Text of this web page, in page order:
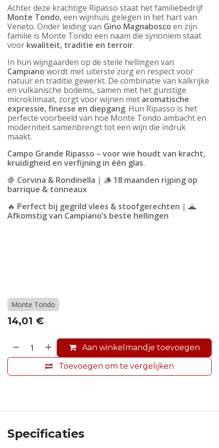
Achter deze krachtige Ripasso staat het familiebedrijf
Monte Tondo, een wijnhuis gelegen in het hart van
Veneto. Onder leiding van Gino Magnabosco en zijn
familie is Monte Tondo een naam die synoniem staat
voor kwaliteit, traditie en terroir.
In hun wijngaarden op de steile hellingen van
Campiano wordt met uiterste zorg en respect voor
natuur en traditie gewerkt. De combinatie van kalkrijke
en vulkanische bodems, samen met het gunstige
microklimaat, zorgt voor wijnen met aromatische
expressie, finesse en diepgang. Hun Ripasso is het
perfecte voorbeeld van hoe Monte Tondo ambacht en
moderniteit samenbrengt tot een wijn die indruk
maakt.
Campo Grande Ripasso – voor wie houdt van kracht,
kruidigheid en verfijning in één glas.
🍇 Corvina & Rondinella | 🪵 18 maanden rijping op
barrique & tonneaux
🔥 Perfect bij gegrild vlees & stoofgerechten | 🌋
Afkomstig van Campiano’s beste hellingen
Monte Tondo
14,01 €
Aan winkelmandje toevoegen
Toevoegen om te vergelijken
Specificaties